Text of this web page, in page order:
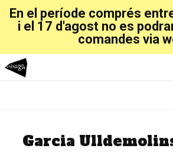
En el període comprés
i el 17 d'agost no es
comandes via
Garcia